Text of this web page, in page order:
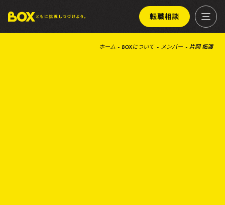
転職相談
ホーム BOXについて メンバー 片岡 拓渡